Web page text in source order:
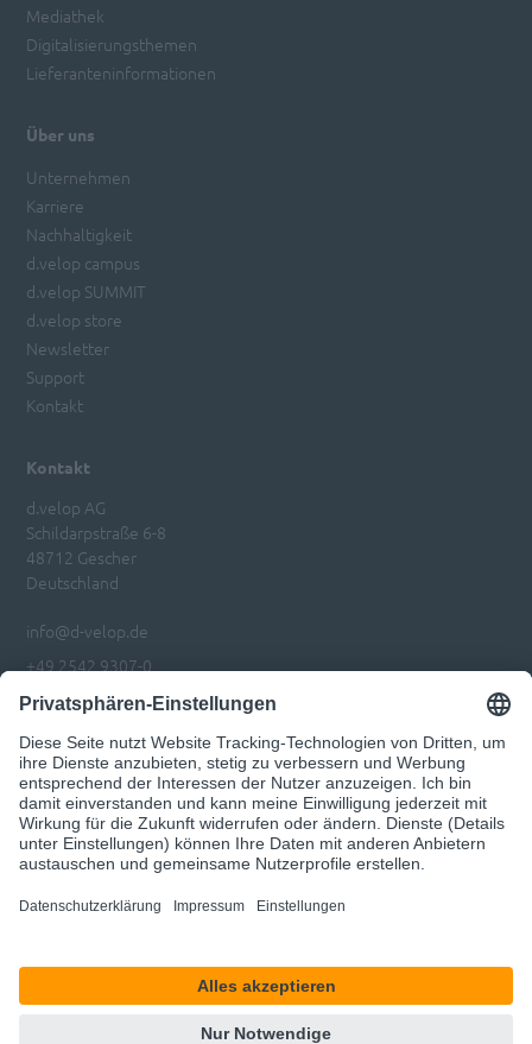
Kontakt
d.velop AG
Schildarpstraße 6-8
48712 Gescher
Deutschland
info@d-velop.de
+49 2542 9307-0
Mediathek
Digitalisierungsthemen
Lieferanteninformationen
Über uns
Unternehmen
Karriere
Nachhaltigkeit
d.velop campus
d.velop SUMMIT
d.velop store
Newsletter
Support
Kontakt
Impressum
© 2026 d.velop
Unser Angebot richtet sich ausschließlich an Geschäftskunden.